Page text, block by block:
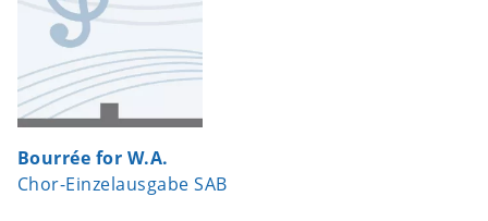
Bourrée for W.A.
Chor-Einzelausgabe SAB